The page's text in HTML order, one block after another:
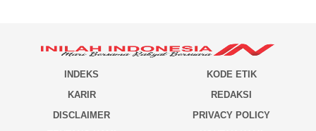
INDEKS
KODE ETIK
KARIR
REDAKSI
DISCLAIMER
PRIVACY POLICY